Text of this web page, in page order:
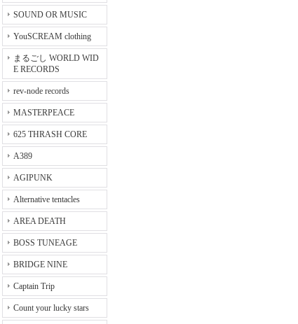
SOUND OR MUSIC
YouSCREAM clothing
まるごし WORLD WID
E RECORDS
rev-node records
MASTERPEACE
625 THRASH CORE
A389
AGIPUNK
Alternative tentacles
AREA DEATH
BOSS TUNEAGE
BRIDGE NINE
Captain Trip
Count your lucky stars